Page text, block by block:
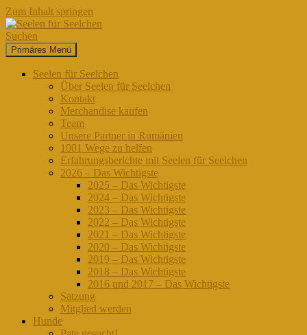
Zum Inhalt springen
Seelen für Seelchen
Suchen
Primäres Menü
Seelen für Seelchen
Über Seelen für Seelchen
Kontakt
Merchandise kaufen
Team
Unsere Partner in Rumänien
1001 Wege zu helfen
Erfahrungsberichte mit Seelen für Seelchen
2026 – Das Wichtigste
2025 – Das Wichtigste
2024 – Das Wichtigste
2023 – Das Wichtigste
2022 – Das Wichtigste
2021 – Das Wichtigste
2020 – Das Wichtigste
2019 – Das Wichtigste
2018 – Das Wichtigste
2016 und 2017 – Das Wichtigste
Satzung
Mitglied werden
Hunde